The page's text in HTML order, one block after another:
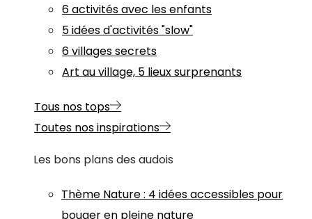
6 activités avec les enfants
5 idées d'activités "slow"
6 villages secrets
Art au village, 5 lieux surprenants
Tous nos tops
Toutes nos inspirations
Les bons plans des audois
Thème Nature: 4 idées accessibles pour
bouger en pleine nature